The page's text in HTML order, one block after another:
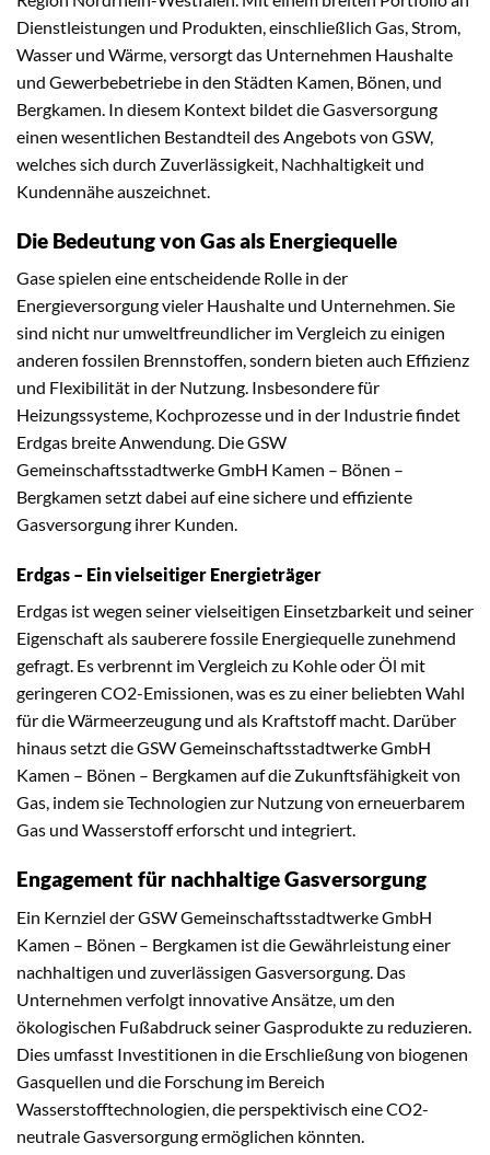
Dienstleistungen und Produkten, einschließlich Gas, Strom,
Wasser und Wärme, versorgt das Unternehmen Haushalte
und Gewerbebetriebe in den Städten Kamen, Bönen, und
Bergkamen. In diesem Kontext bildet die Gasversorgung
einen wesentlichen Bestandteil des Angebots von GSW,
welches sich durch Zuverlässigkeit, Nachhaltigkeit und
Kundennähe auszeichnet.
Die Bedeutung von Gas als Energiequelle
Gase spielen eine entscheidende Rolle in der
Energieversorgung vieler Haushalte und Unternehmen. Sie
sind nicht nur umweltfreundlicher im Vergleich zu einigen
anderen fossilen Brennstoffen, sondern bieten auch Effizienz
und Flexibilität in der Nutzung. Insbesondere für
Heizungssysteme, Kochprozesse und in der Industrie findet
Erdgas breite Anwendung. Die GSW
Gemeinschaftsstadtwerke GmbH Kamen – Bönen –
Bergkamen setzt dabei auf eine sichere und effiziente
Gasversorgung ihrer Kunden.
Erdgas – Ein vielseitiger Energieträger
Erdgas ist wegen seiner vielseitigen Einsetzbarkeit und seiner
Eigenschaft als sauberere fossile Energiequelle zunehmend
gefragt. Es verbrennt im Vergleich zu Kohle oder Öl mit
geringeren CO2-Emissionen, was es zu einer beliebten Wahl
für die Wärmeerzeugung und als Kraftstoff macht. Darüber
hinaus setzt die GSW Gemeinschaftsstadtwerke GmbH
Kamen – Bönen – Bergkamen auf die Zukunftsfähigkeit von
Gas, indem sie Technologien zur Nutzung von erneuerbarem
Gas und Wasserstoff erforscht und integriert.
Engagement für nachhaltige Gasversorgung
Ein Kernziel der GSW Gemeinschaftsstadtwerke GmbH
Kamen – Bönen – Bergkamen ist die Gewährleistung einer
nachhaltigen und zuverlässigen Gasversorgung. Das
Unternehmen verfolgt innovative Ansätze, um den
ökologischen Fußabdruck seiner Gasprodukte zu reduzieren.
Dies umfasst Investitionen in die Erschließung von biogenen
Gasquellen und die Forschung im Bereich
Wasserstofftechnologien, die perspektivisch eine CO2-
neutrale Gasversorgung ermöglichen könnten.